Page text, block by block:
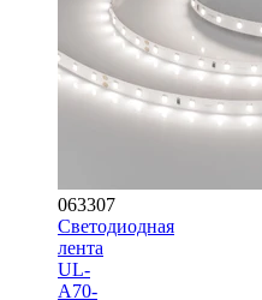
063307
Светодиодная
лента
UL-
A70-